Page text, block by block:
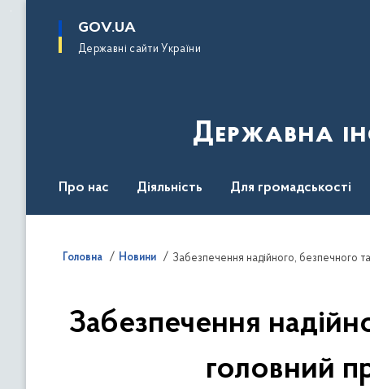
основного
GOV.UA
Державні сайти України
Державна
Про нас Діяльність Для громадськості
Головна Новини Забезпечення надійного, безпечного
Забезпечення
головний